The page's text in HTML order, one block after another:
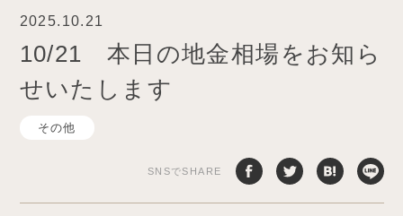
2025.10.21
10/21 本日の地金相場をお知ら
せいたします
その他
SNSでSHARE